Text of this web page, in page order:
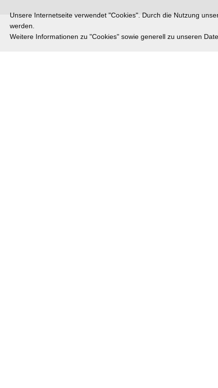
Unsere Internetseite verwendet "Cookies". Durch die Nutzung
werden.
Weitere Informationen zu "Cookies" sowie generell zu unseren